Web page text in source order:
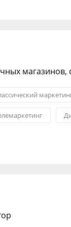
магазинов,